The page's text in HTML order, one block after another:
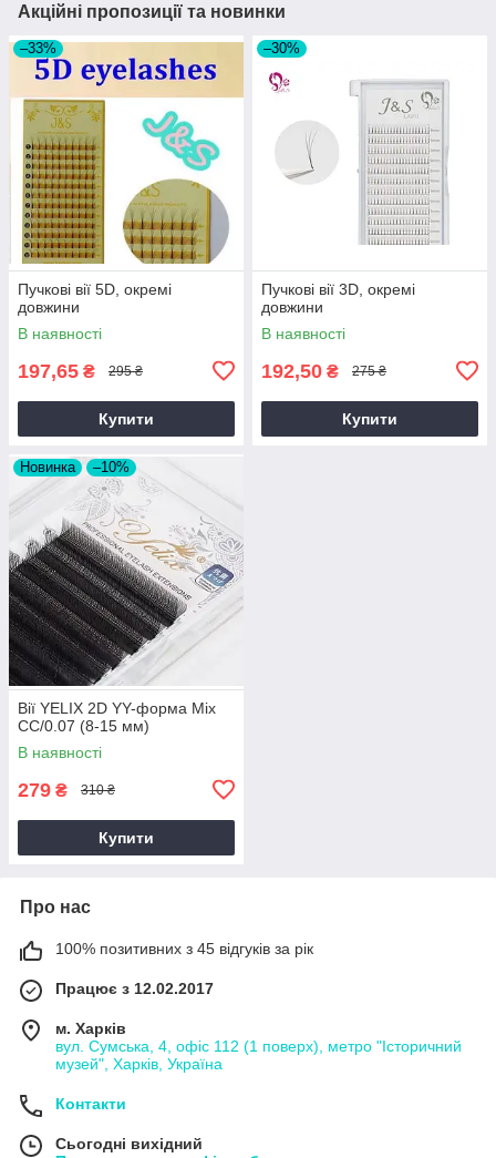
Акційні пропозиції та новинки
–33%
Пучкові вії 5D, окремі
довжини
В наявності
197,65 ₴ 295 ₴
Купити
–30%
Пучкові вії 3D, окремі
довжини
В наявності
192,50 ₴ 275 ₴
Купити
Новинка –10%
Вії YELIX 2D YY-форма Mix
CC/0.07 (8-15 мм)
В наявності
279 ₴ 310 ₴
Купити
Про нас
100% позитивних з 45 відгуків за рік
Працює з 12.02.2017
м. Харків
вул. Сумська, 4, офіс 112 (1 поверх), метро "Історичний
музей", Харків, Україна
Контакти
Сьогодні вихідний